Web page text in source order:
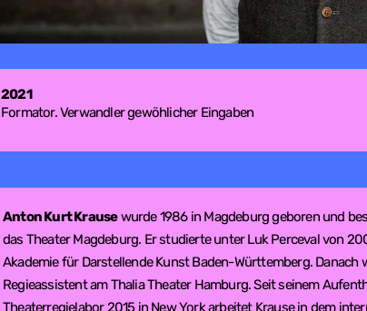
2021
Formator. Verwandler gewöhlicher Eingaben
Anton Kurt Krausewurde 1986 in Magdeburg geboren und
das Theater Magdeburg. Er studierte unter Luk Perceval von
Akademie für Darstellende Kunst Baden-Württemberg. Danach
Regieassistent am Thalia Theater Hamburg. Seit seinem
Theaterregielabor 2015 in New York arbeitet Krause in dem